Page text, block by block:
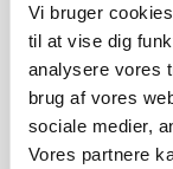
Vi bruger
til at vise dig
analysere vores
brug af vores
sociale medier,
Vores partnere
Det er en